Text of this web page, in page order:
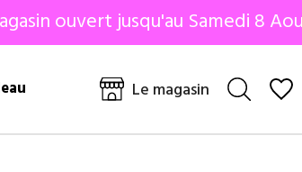
ouvert jusqu'au Samedi 8
Le magasin